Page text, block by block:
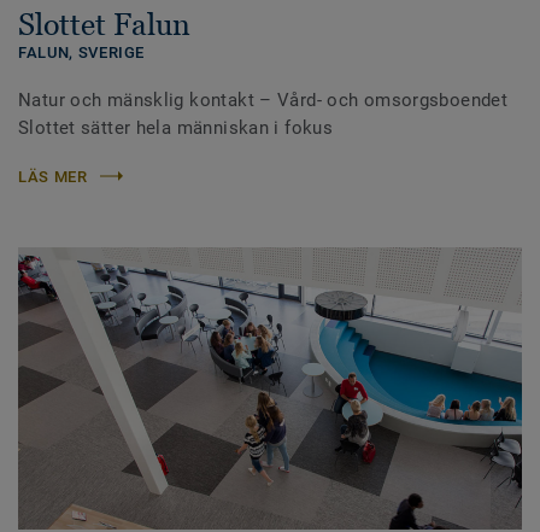
Slottet Falun
FALUN, SVERIGE
Natur och mänsklig kontakt – Vård- och omsorgsboendet
Slottet sätter hela människan i fokus
LÄS MER